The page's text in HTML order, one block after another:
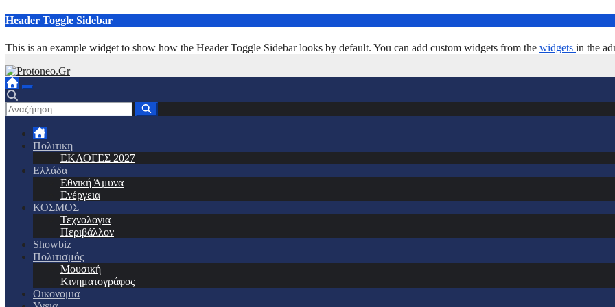
Μετάβαση
περιεχόμενο
Header Toggle Sidebar
This is an example widget to show how the Header Toggle Sidebar looks by default. You can add custom widgets from the widgets in the
Πολιτικη
ΕΚΛΟΓΕΣ 2027
Ελλάδα
Εθνική Άμυνα
Ενέργεια
ΚΟΣΜΟΣ
Τεχνολογια
Περιβάλλον
Showbiz
Πολιτισμός
Μουσική
Κινηματογράφος
Οικονομια